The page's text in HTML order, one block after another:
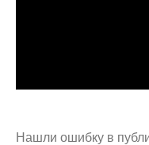
Нашли ошибку в